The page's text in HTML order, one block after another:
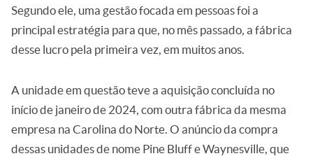
Segundo ele, uma gestão focada em pessoas foi a
principal estratégia para que, no mês passado, a fábrica
desse lucro pela primeira vez, em muitos anos.
A unidade em questão teve a aquisição concluída no
início de janeiro de 2024, com outra fábrica da mesma
empresa na Carolina do Norte. O anúncio da compra
dessas unidades de nome Pine Bluff e Waynesville, que